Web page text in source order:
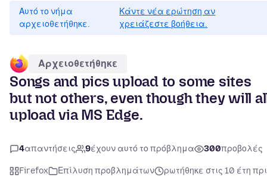
Αυτό το νήμα
αρχειοθετήθηκε.
Κάντε νέα ερώτηση αν
χρειάζεστε βοήθεια.
Αρχειοθετήθηκε
Songs and pics upload to some sites
but not others, even though they will
upload via MS Edge.
4απαντήσεις 9έχουν αυτό το πρόβλημα 300προβολές
Firefox Επίλυση προβλημάτων
ρωτήθηκε στις 10 έτη